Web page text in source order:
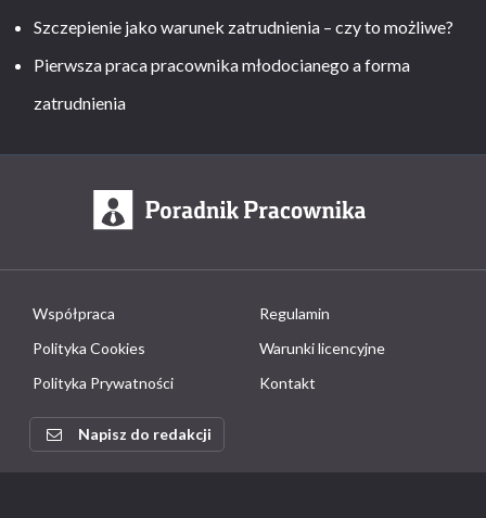
Szczepienie jako warunek zatrudnienia – czy to możliwe?
Pierwsza praca pracownika młodocianego a forma
zatrudnienia
Współpraca
Regulamin
Polityka Cookies
Warunki licencyjne
Polityka Prywatności
Kontakt
Napisz do redakcji